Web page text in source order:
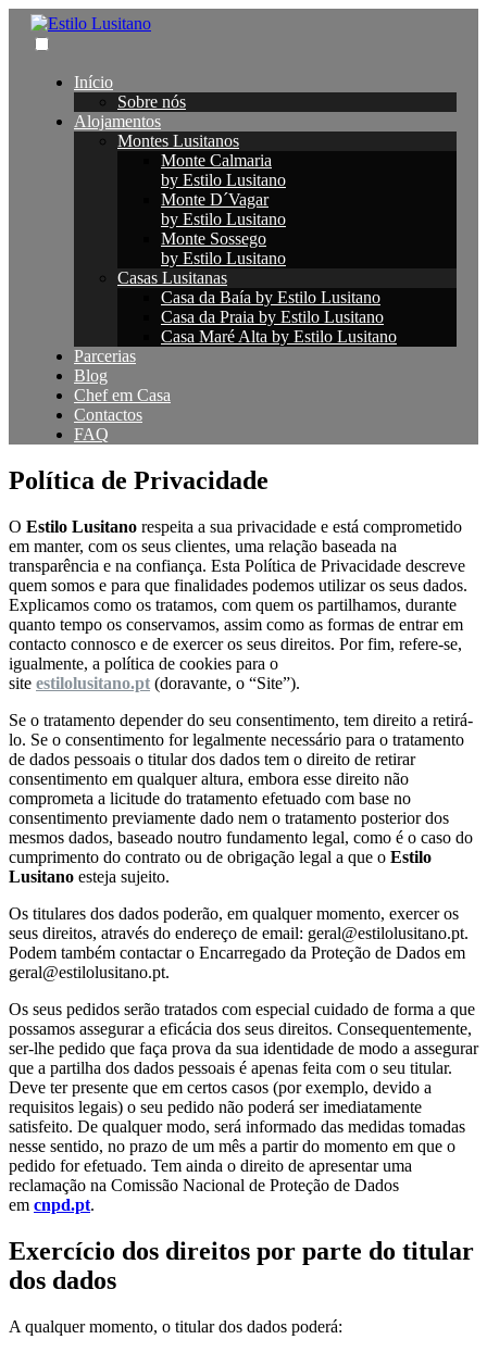
Início
Sobre nós
Alojamentos
Montes Lusitanos
Monte Calmaria
by Estilo Lusitano
Monte D´Vagar
by Estilo Lusitano
Monte Sossego
by Estilo Lusitano
Casas Lusitanas
Casa da Baía by Estilo Lusitano
Casa da Praia by Estilo Lusitano
Casa Maré Alta by Estilo Lusitano
Parcerias
Blog
Chef em Casa
Contactos
FAQ
Política de Privacidade
O Estilo Lusitano respeita a sua privacidade e está comprometido
em manter, com os seus clientes, uma relação baseada na
transparência e na confiança. Esta Política de Privacidade descreve
quem somos e para que finalidades podemos utilizar os seus dados.
Explicamos como os tratamos, com quem os partilhamos, durante
quanto tempo os conservamos, assim como as formas de entrar em
contacto connosco e de exercer os seus direitos. Por fim, refere-se,
igualmente, a política de cookies para o
site estilolusitano.pt (doravante, o “Site”).
Se o tratamento depender do seu consentimento, tem direito a retirá-
lo. Se o consentimento for legalmente necessário para o tratamento
de dados pessoais o titular dos dados tem o direito de retirar
consentimento em qualquer altura, embora esse direito não
comprometa a licitude do tratamento efetuado com base no
consentimento previamente dado nem o tratamento posterior dos
mesmos dados, baseado noutro fundamento legal, como é o caso do
cumprimento do contrato ou de obrigação legal a que o Estilo
Lusitano esteja sujeito.
Os titulares dos dados poderão, em qualquer momento, exercer os
seus direitos, através do endereço de email: geral@estilolusitano.pt.
Podem também contactar o Encarregado da Proteção de Dados em
geral@estilolusitano.pt.
Os seus pedidos serão tratados com especial cuidado de forma a que
possamos assegurar a eficácia dos seus direitos. Consequentemente,
ser-lhe pedido que faça prova da sua identidade de modo a assegurar
que a partilha dos dados pessoais é apenas feita com o seu titular.
Deve ter presente que em certos casos (por exemplo, devido a
requisitos legais) o seu pedido não poderá ser imediatamente
satisfeito. De qualquer modo, será informado das medidas tomadas
nesse sentido, no prazo de um mês a partir do momento em que o
pedido for efetuado. Tem ainda o direito de apresentar uma
reclamação na Comissão Nacional de Proteção de Dados
em cnpd.pt.
Exercício dos direitos por parte do titular
dos dados
A qualquer momento, o titular dos dados poderá: